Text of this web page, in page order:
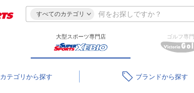
すべてのカテゴリ
大型スポーツ専門店 ゴルフ専門
テゴリ ブランド